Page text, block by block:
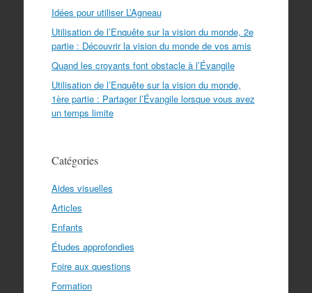
Idées pour utiliser L’Agneau
Utilisation de l’Enquête sur la vision du monde, 2e
partie : Découvrir la vision du monde de vos amis
Quand les croyants font obstacle à l’Évangile
Utilisation de l’Enquête sur la vision du monde,
1ère partie : Partager l’Évangile lorsque vous avez
un temps limite
Catégories
Aides visuelles
Articles
Enfants
Études approfondies
Foire aux questions
Formation